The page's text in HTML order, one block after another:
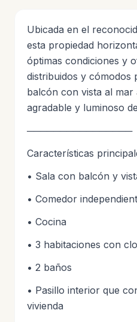
Ubicada en el
esta propiedad
óptimas condiciones y
distribuidos y cómodos
balcón con vista al
agradable y luminoso
────────────────
Características
• Sala con balcón y
• Comedor
• Cocina
• 3 habitaciones con
• 2 baños
• Pasillo interior que
vivienda